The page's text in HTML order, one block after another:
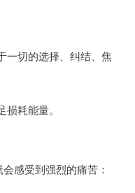
一切的选择、纠结、焦
耗能量。
感受到强烈的痛苦：